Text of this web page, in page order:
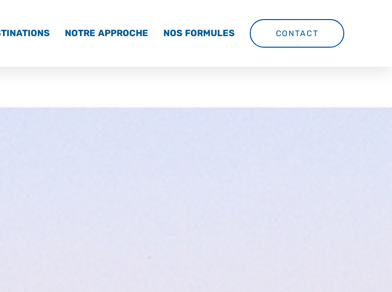
NOTRE APPROCHE NOS FORMULES CONTACT